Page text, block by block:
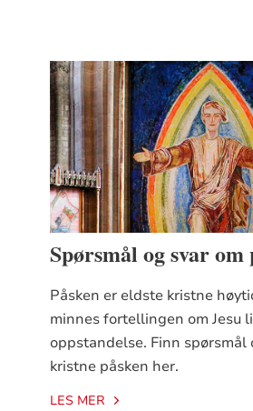
Spørsmål og svar om
Påsken er eldste kristne
minnes fortellingen om Jesu
oppstandelse. Finn spørsmål
kristne påsken her.
LES MER